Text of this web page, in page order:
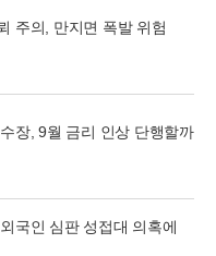
주의, 만지면 폭발 위험
장, 9월 금리 인상 단행할까
국인 심판 성접대 의혹에